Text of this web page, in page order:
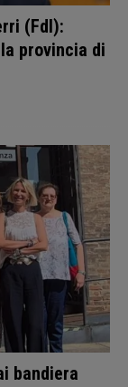
(FdI):
provincia di
bandiera